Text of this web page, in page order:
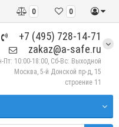
0
0
+7 (495) 728-14-71
zakaz@a-safe.ru
Пт: 10:00-18:00, Сб-Вс: Выходной
Москва, 5-й Донской пр-д, 15
строение 11